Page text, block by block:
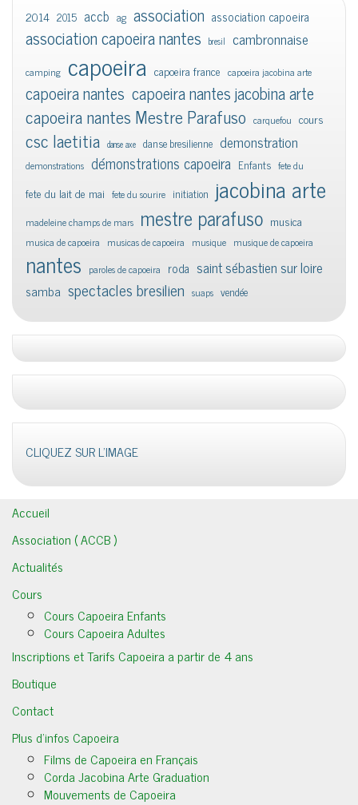
2014 2015 accb ag association association capoeira
association capoeira nantes bresil cambronnaise
camping capoeira capoeira france capoeira jacobina arte
capoeira nantes capoeira nantes jacobina arte
capoeira nantes Mestre Parafuso carquefou cours
csc laetitia danse axe danse bresilienne demonstration
demonstrations démonstrations capoeira Enfants fete du
fete du lait de mai fete du sourire initiation jacobina arte
madeleine champs de mars mestre parafuso musica
musica de capoeira musicas de capoeira musique musique de capoeira
nantes paroles de capoeira roda saint sébastien sur loire
samba spectacles bresilien suaps vendée
CLIQUEZ SUR L'IMAGE
Accueil
Association ( ACCB )
Actualités
Cours
Cours Capoeira Enfants
Cours Capoeira Adultes
Inscriptions et Tarifs Capoeira a partir de 4 ans
Boutique
Contact
Plus d’infos Capoeira
Films de Capoeira en Français
Corda Jacobina Arte Graduation
Mouvements de Capoeira